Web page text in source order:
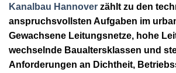
Kanalbau Hannover zählt zu den
anspruchsvollsten Aufgaben im
Gewachsene Leitungsnetze, hohe
wechselnde Baualtersklassen und
Anforderungen an Dichtheit,